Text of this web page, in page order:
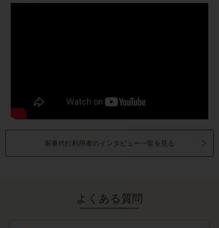
家事代行利用者のインタビュー一覧を見る
よくある質問